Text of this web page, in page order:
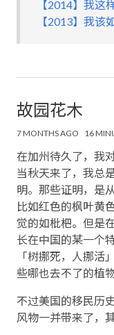
【2014】我这
【2013】我该
故园花木
7 MONTHS AGO 16
在加州待久了，我
当秋天来了，我总
明。那些证明，是
比如红色的枫叶黄
觉的如枇杷。但是
长在中国的某一个
「树挪死，人挪活
些哪也去不了的植物
不过美国的移民历
风物一并带来了，